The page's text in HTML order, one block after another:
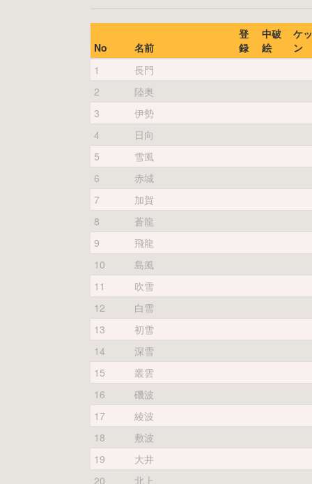
No 名前
登
録
中破
絵
ケ
ン
1
長門
2
陸奥
3
伊勢
4
日向
5
雪風
6
赤城
7
加賀
8
蒼龍
9
飛龍
10
島風
11
吹雪
12
白雪
13
初雪
14
深雪
15
叢雲
16
磯波
17
綾波
18
敷波
19
大井
20
北上